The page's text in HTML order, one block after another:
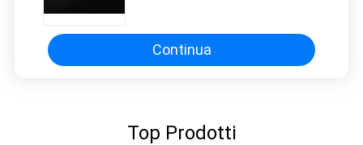
Continua
Top Prodotti